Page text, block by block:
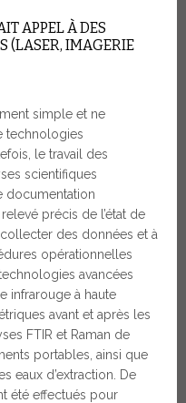
APPEL À DES
(LASER, IMAGERIE
simple et ne
technologies
le travail des
scientifiques
documentation
précis de l’état de
des données et à
opérationnelles
avancées
infrarouge à haute
avant et après les
FTIR et Raman de
portables, ainsi que
eaux d’extraction. De
été effectués pour